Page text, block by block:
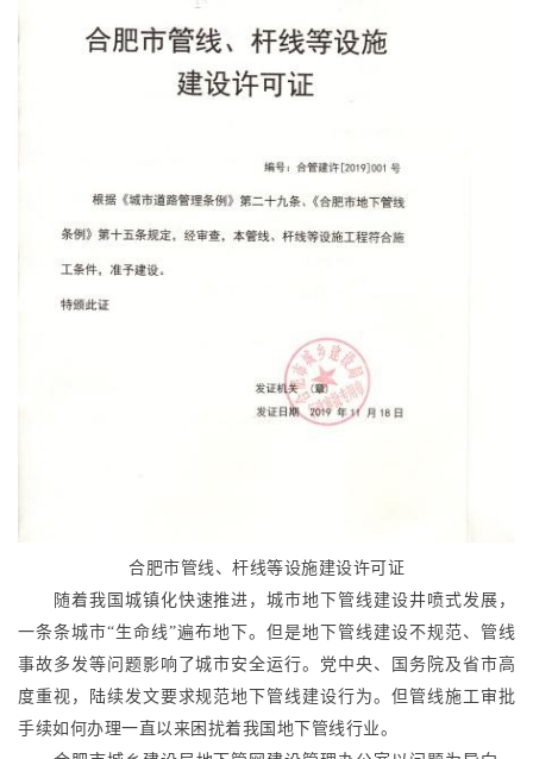
合肥市管线、杆线等设施建设许可证
随着我国城镇化快速推进，城市地下管线建设井喷式发展，
一条条城市“生命线”遍布地下。但是地下管线建设不规范、管线
事故多发等问题影响了城市安全运行。党中央、国务院及省市高
度重视，陆续发文要求规范地下管线建设行为。但管线施工审批
手续如何办理一直以来困扰着我国地下管线行业。